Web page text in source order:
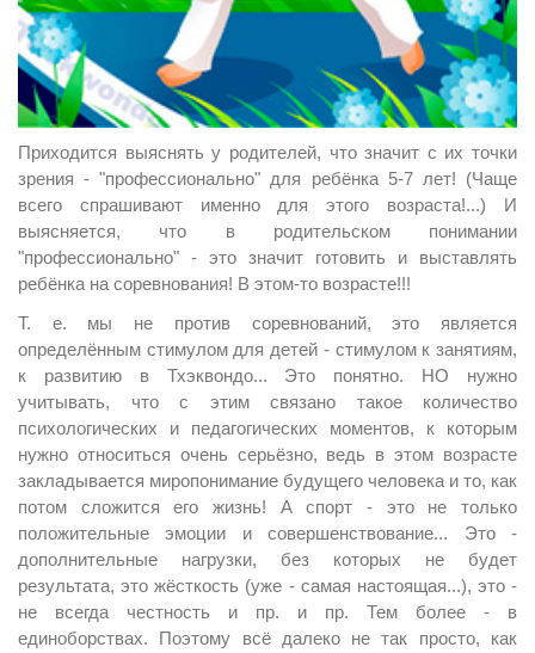
Приходится выяснять у родителей, что значит с их точки
зрения - "профессионально" для ребёнка 5-7 лет! (Чаще
всего спрашивают именно для этого возраста!...) И
выясняется, что в родительском понимании
"профессионально" - это значит готовить и выставлять
ребёнка на соревнования! В этом-то возрасте!!!
Т. е. мы не против соревнований, это является
определённым стимулом для детей - стимулом к занятиям,
к развитию в Тхэквондо... Это понятно. НО нужно
учитывать, что с этим связано такое количество
психологических и педагогических моментов, к которым
нужно относиться очень серьёзно, ведь в этом возрасте
закладывается миропонимание будущего человека и то, как
потом сложится его жизнь! А спорт - это не только
положительные эмоции и совершенствование... Это -
дополнительные нагрузки, без которых не будет
результата, это жёсткость (уже - самая настоящая...), это -
не всегда честность и пр. и пр. Тем более - в
единоборствах. Поэтому всё далеко не так просто, как